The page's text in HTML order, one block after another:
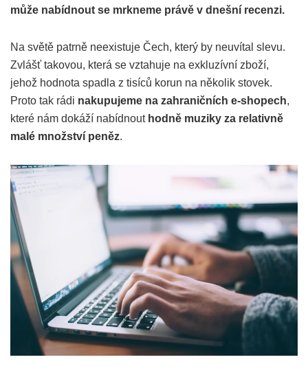
může nabídnout se mrkneme právě v dnešní recenzi.
Na světě patrně neexistuje Čech, který by neuvítal slevu.
Zvlášť takovou, která se vztahuje na exkluzívní zboží,
jehož hodnota spadla z tisíců korun na několik stovek.
Proto tak rádi nakupujeme na zahraničních e-shopech,
které nám dokáží nabídnouthodně muziky za relativně
malé množství peněz.